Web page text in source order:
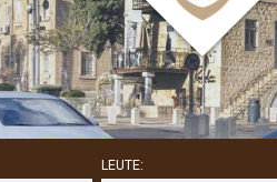
LEUTE: